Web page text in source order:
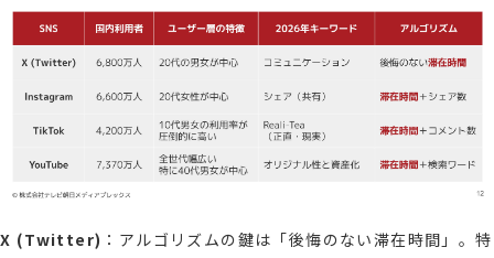
X (Twitter) ：アルゴリズムの鍵は「後悔のない滞在時間」。特